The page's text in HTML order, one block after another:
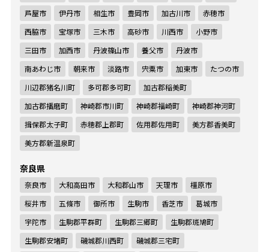
芦屋市
伊丹市 相生市 豊岡市 加古川市
赤穂市
西脇市
宝塚市 三木市 高砂市 川西市
小野市
三田市
加西市 丹波篠山市 養父市
丹波市
南あわじ市
朝来市 淡路市 宍粟市 加東市
たつの市
川辺郡猪名川町
多可郡多可町
加古郡稲美町
加古郡播磨町
神崎郡市川町 神崎郡福崎町
神崎郡神河町
揖保郡太子町
赤穂郡上郡町 佐用郡佐用町
美方郡香美町
美方郡新温泉町
奈良県
奈良市 大和高田市 大和郡山市 天理市
橿原市
桜井市
五條市 御所市 生駒市 香芝市
葛城市
宇陀市
生駒郡平群町 生駒郡三郷町
生駒郡斑鳩町
生駒郡安堵町
磯城郡川西町
磯城郡三宅町